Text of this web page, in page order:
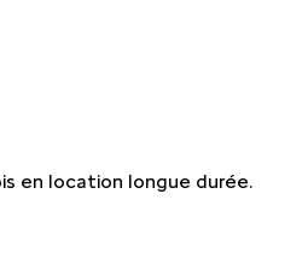
en location longue durée.